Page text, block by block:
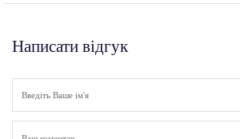
Написати відгук